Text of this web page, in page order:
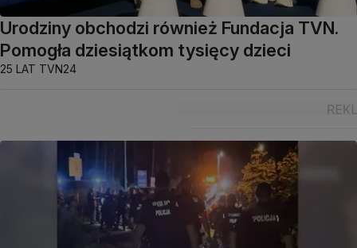
Urodziny obchodzi również Fundacja TVN.
Pomogła dziesiątkom tysięcy dzieci
25 LAT TVN24